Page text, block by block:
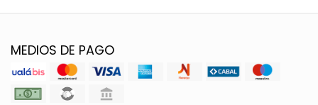
MEDIOS DE PAGO